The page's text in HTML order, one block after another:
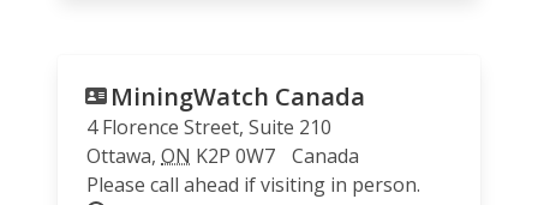
MiningWatch Canada
4 Florence Street, Suite 210
Ottawa, ON K2P 0W7
Canada
Please call ahead if visiting in person.